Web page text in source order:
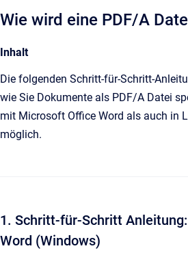
Wie wird eine PDF/A
Inhalt
Die folgenden Schritt-für-Schritt-
wie Sie Dokumente als PDF/A Datei
mit Microsoft Office Word als auch in
möglich.
1. Schritt-für-Schritt
Word (Windows)